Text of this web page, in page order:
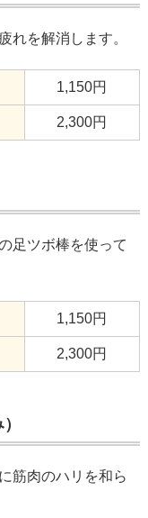
れを解消します。
1,150円
2,300円
足ツボ棒を使って
1,150円
2,300円
筋肉のハリを和ら